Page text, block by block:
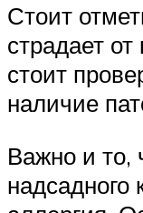
Стоит
страдает
стоит
наличие
Важно и то,
надсадного